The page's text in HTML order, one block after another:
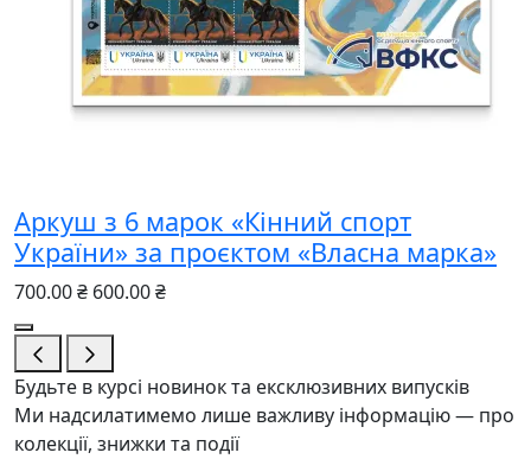
Аркуш з 6 марок «Кінний спорт
України» за проєктом «Власна марка»
700.00 ₴ 600.00 ₴
Будьте в курсі новинок та ексклюзивних випусків
Ми надсилатимемо лише важливу інформацію — про
колекції, знижки та події